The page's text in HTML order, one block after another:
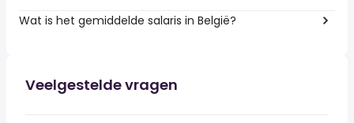
Wat is het gemiddelde salaris in België?
Veelgestelde vragen